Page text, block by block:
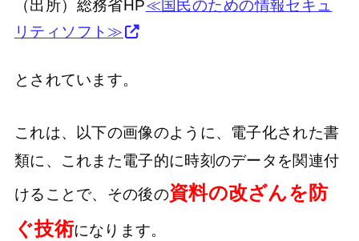
（出所）総務省HP≪国民のための情報セキュ
リティソフト≫
とされています。
これは、以下の画像のように、電子化された書
類に、これまた電子的に時刻のデータを関連付
けることで、その後の資料の改ざんを防
ぐ技術になります。